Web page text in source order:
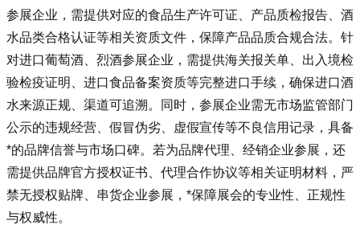
参展企业，需提供对应的食品生产许可证、产品质检报告、酒
水品类合格认证等相关资质文件，保障产品品质合规合法。针
对进口葡萄酒、烈酒参展企业，需提供海关报关单、出入境检
验检疫证明、进口食品备案资质等完整进口手续，确保进口酒
水来源正规、渠道可追溯。同时，参展企业需无市场监管部门
公示的违规经营、假冒伪劣、虚假宣传等不良信用记录，具备
*的品牌信誉与市场口碑。若为品牌代理、经销企业参展，还
需提供品牌官方授权证书、代理合作协议等相关证明材料，严
禁无授权贴牌、串货企业参展，*保障展会的专业性、正规性
与权威性。